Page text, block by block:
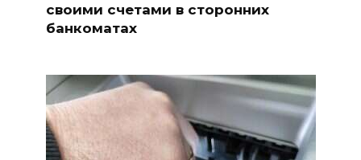
своими счетами в сторонних
банкоматах